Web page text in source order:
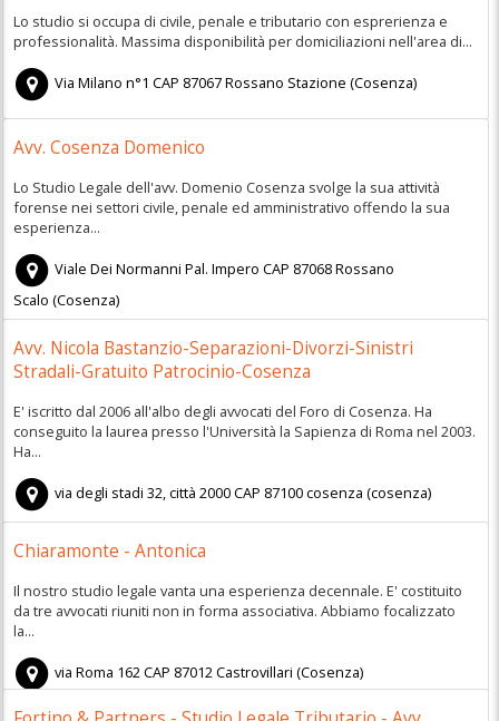
Lo studio si occupa di civile, penale e tributario con esprerienza e
professionalità. Massima disponibilità per domiciliazioni nell'area di...
Via Milano n°1 CAP 87067Rossano Stazione (Cosenza)
Avv. Cosenza Domenico
Lo Studio Legale dell'avv. Domenio Cosenza svolge la sua attività
forense nei settori civile, penale ed amministrativo offendo la sua
esperienza...
Viale Dei Normanni Pal. Impero CAP 87068Rossano
Scalo (Cosenza)
Avv. Nicola Bastanzio-Separazioni-Divorzi-Sinistri
Stradali-Gratuito Patrocinio-Cosenza
E' iscritto dal 2006 all'albo degli avvocati del Foro di Cosenza. Ha
conseguito la laurea presso l'Università la Sapienza di Roma nel 2003.
Ha...
via degli stadi 32, città 2000CAP 87100cosenza (cosenza)
Chiaramonte - Antonica
Il nostro studio legale vanta una esperienza decennale. E' costituito
da tre avvocati riuniti non in forma associativa. Abbiamo focalizzato
la...
via Roma 162CAP 87012Castrovillari (Cosenza)